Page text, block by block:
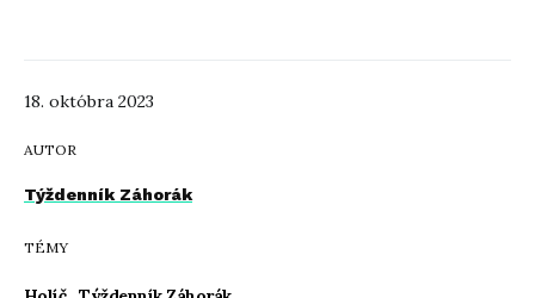
18. októbra 2023
AUTOR
Týždenník Záhorák
TÉMY